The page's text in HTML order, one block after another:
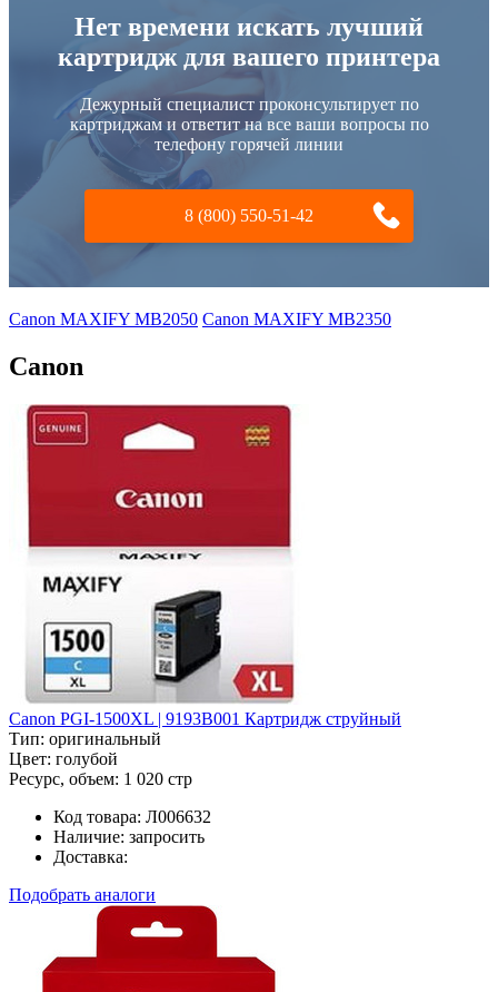
Нет времени искать лучший
картридж для вашего принтера
Дежурный специалист проконсультирует по
картриджам и ответит на все ваши вопросы по
телефону горячей линии
8 (800) 550-51-42
Canon MAXIFY MB2050 Canon MAXIFY MB2350
Canon
Canon PGI-1500XL | 9193B001 Картридж струйный
Тип: оригинальный
Цвет: голубой
Ресурс, объем: 1 020 стр
Код товара: Л006632
Наличие: запросить
Доставка:
Подобрать аналоги